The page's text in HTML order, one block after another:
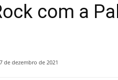
com a
7 de dezembro de 2021